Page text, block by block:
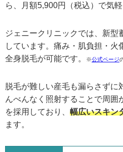
ら、月額5,900円（税込）で気
ジェニークリニックでは、 新型
しています。痛み・肌負担・火
全身脱毛が可能です。
※公式ページ
脱毛が難しい産毛も漏らさずに
んべんなく照射することで周囲
を採用しており、 幅広いスキン
ます。